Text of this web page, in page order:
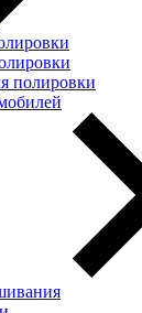
полировки